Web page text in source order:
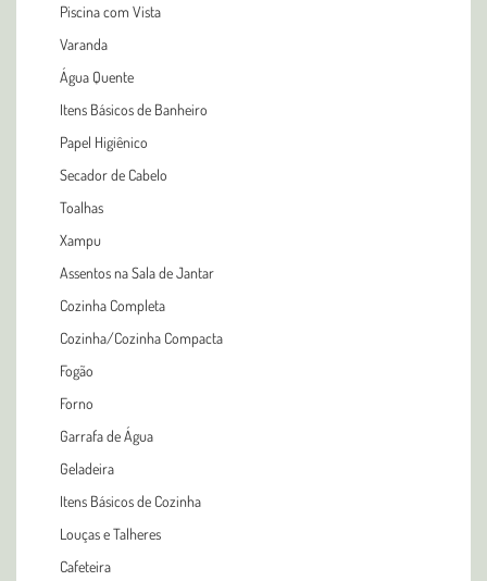
Piscina com Vista
Varanda
Água Quente
Itens Básicos de Banheiro
Papel Higiênico
Secador de Cabelo
Toalhas
Xampu
Assentos na Sala de Jantar
Cozinha Completa
Cozinha/Cozinha Compacta
Fogão
Forno
Garrafa de Água
Geladeira
Itens Básicos de Cozinha
Louças e Talheres
Cafeteira